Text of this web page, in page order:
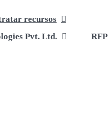
recursos
Pvt. Ltd.
RFP